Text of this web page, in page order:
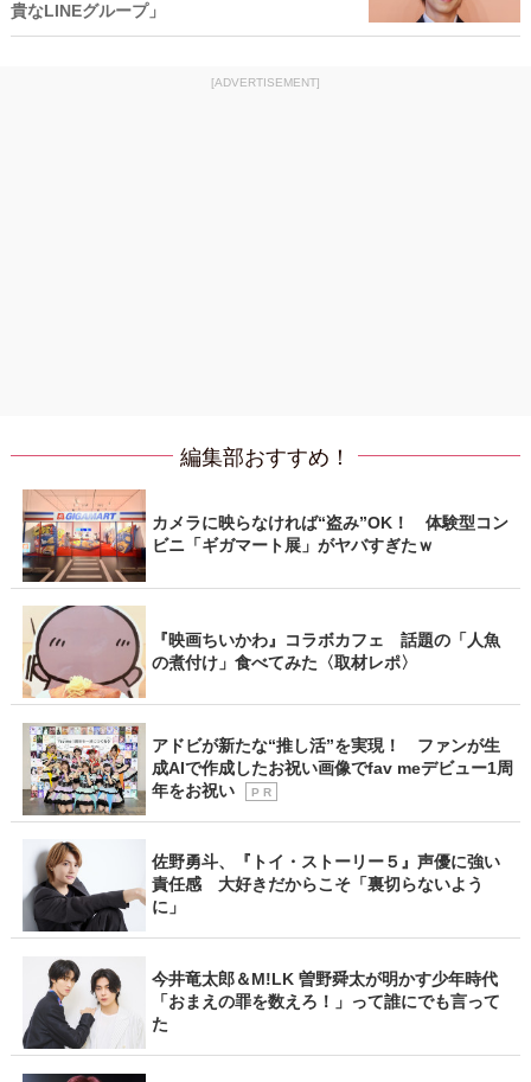
貴なLINEグループ」
[ADVERTISEMENT]
編集部おすすめ！
カメラに映らなければ“盗み”OK！ 体験型コン
ビニ「ギガマート展」がヤバすぎたｗ
『映画ちいかわ』コラボカフェ 話題の「人魚
の煮付け」食べてみた〈取材レポ〉
アドビが新たな“推し活”を実現！ ファンが生
成AIで作成したお祝い画像でfav meデビュー1周
年をお祝い
P R
佐野勇斗、『トイ・ストーリー５』声優に強い
責任感 大好きだからこそ「裏切らないよう
に」
今井竜太郎＆M!LK 曽野舜太が明かす少年時代
「おまえの罪を数えろ！」って誰にでも言って
た